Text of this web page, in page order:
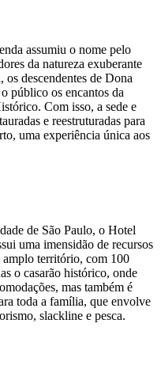
assumiu o nome pelo
da natureza exuberante
descendentes de Dona
público os encantos da
Com isso, a sede e
e reestruturadas para
uma experiência única aos
de São Paulo, o Hotel
uma imensidão de recursos
amplo território, com 100
o casarão histórico, onde
mas também é
toda a família, que envolve
slackline e pesca.